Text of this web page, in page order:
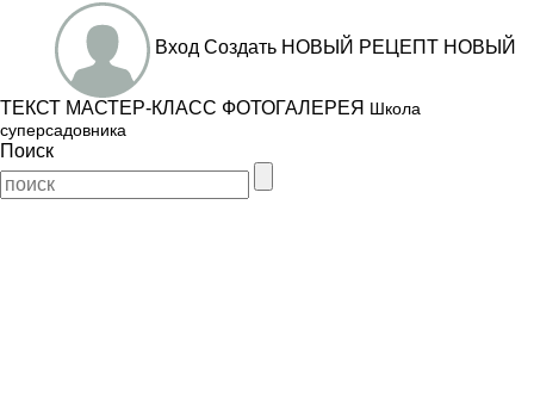
Вход Создать НОВЫЙ РЕЦЕПТ НОВЫЙ
ТЕКСТ МАСТЕР-КЛАСС ФОТОГАЛЕРЕЯ Школа
суперсадовника
Поиск